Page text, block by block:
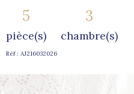
5
pièce(s)
3
chambre(s)
Réf : AJ216032026